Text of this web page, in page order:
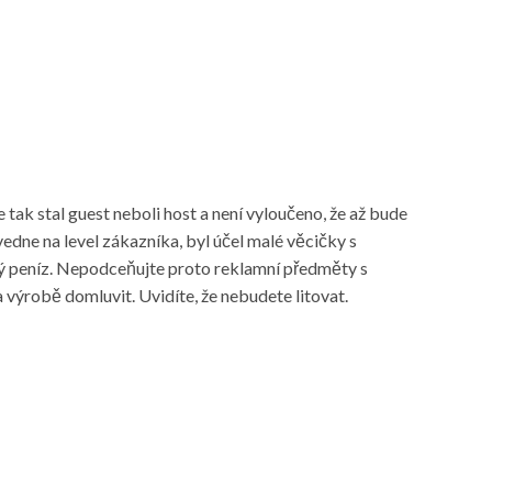
stal guest neboli host a není vyloučeno, že až bude
na level zákazníka, byl účel malé věcičky s
peníz. Nepodceňujte proto reklamní předměty s
výrobě domluvit. Uvidíte, že nebudete litovat.